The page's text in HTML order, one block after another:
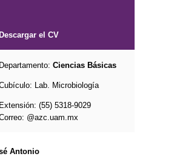
Descargar el CV
Departamento: Ciencias Básicas
Lab. Microbiología
Extensión: (55) 5318-9029
@azc.uam.mx
Antonio